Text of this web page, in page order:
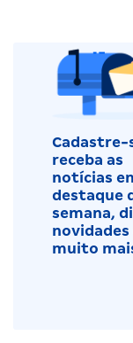
Cadastre-
receba as
notícias
destaque
semana,
novidades
muito